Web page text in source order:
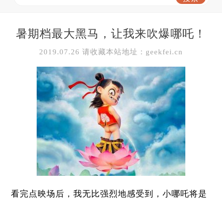
暑期档最大黑马，让我来吹爆哪吒！
2019.07.26 请收藏本站地址：geekfei.cn
看完点映场后，我无比强烈地感受到，小哪吒将是